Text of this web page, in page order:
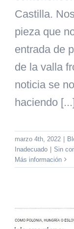
Castilla.
pieza que
entrada de
de la valla
noticia se
haciendo
marzo 4th, 2022 |
Inadecuado | Sin
Más información